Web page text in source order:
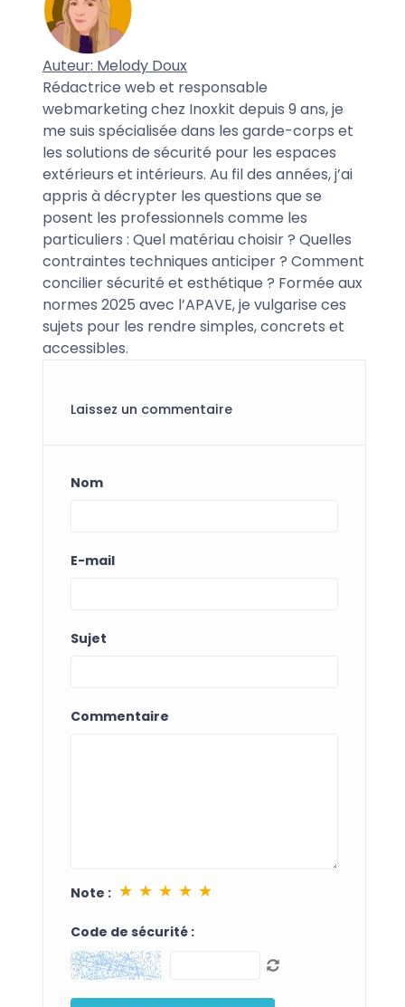
Auteur: Melody Doux
Rédactrice web et responsable
webmarketing chez Inoxkit depuis 9 ans, je
me suis spécialisée dans les garde-corps et
les solutions de sécurité pour les espaces
extérieurs et intérieurs. Au fil des années, j’ai
appris à décrypter les questions que se
posent les professionnels comme les
particuliers : Quel matériau choisir ? Quelles
contraintes techniques anticiper ? Comment
concilier sécurité et esthétique ? Formée aux
normes 2025 avec l’APAVE, je vulgarise ces
sujets pour les rendre simples, concrets et
accessibles.
Laissez un commentaire
Nom
E-mail
Sujet
Commentaire
Note : ★ ★ ★ ★ ★
Code de sécurité :